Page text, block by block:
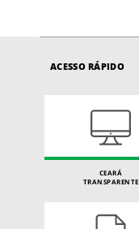
ACESSO RÁPIDO
CEARÁ
TRANSPARENTE